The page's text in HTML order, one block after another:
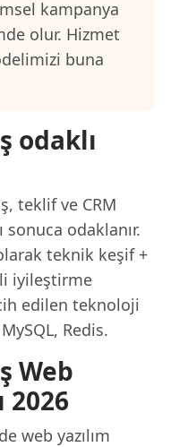
kampanya
olur. Hizmet
buna
odaklı
teklif ve CRM
odaklanır.
teknik keşif +
iyileştirme
edilen teknoloji
Redis.
Web
2026
web yazılım